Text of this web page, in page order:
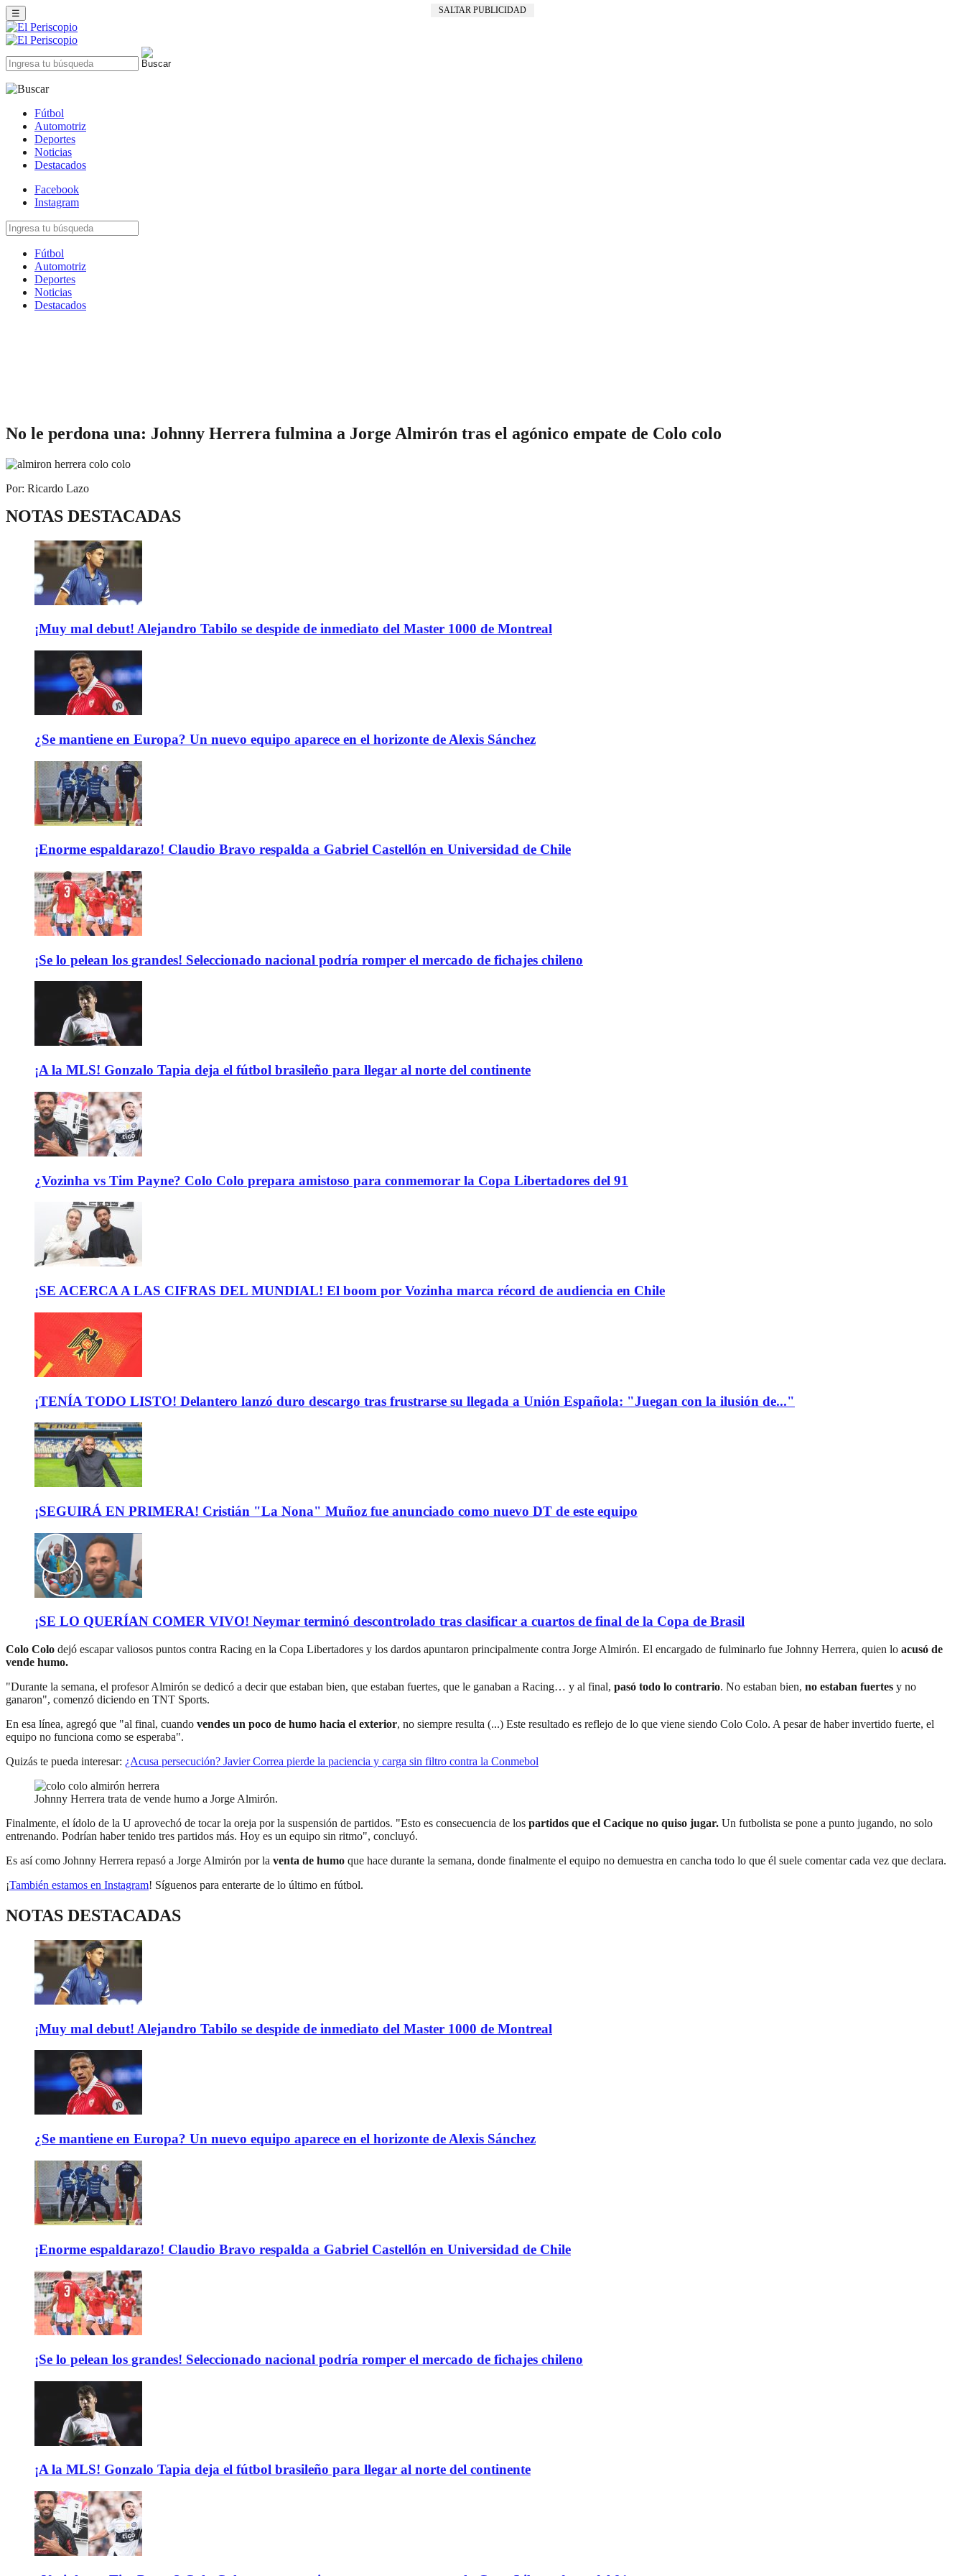
SALTAR PUBLICIDAD
☰
Fútbol
Automotriz
Deportes
Noticias
Destacados
Facebook
Instagram
Fútbol
Automotriz
Deportes
Noticias
Destacados
No le perdona una: Johnny Herrera fulmina a Jorge Almirón tras el agónico empate de Colo colo
Por: Ricardo Lazo
NOTAS DESTACADAS
¡Muy mal debut! Alejandro Tabilo se despide de inmediato del Master 1000 de Montreal
¿Se mantiene en Europa? Un nuevo equipo aparece en el horizonte de Alexis Sánchez
¡Enorme espaldarazo! Claudio Bravo respalda a Gabriel Castellón en Universidad de Chile
¡Se lo pelean los grandes! Seleccionado nacional podría romper el mercado de fichajes chileno
¡A la MLS! Gonzalo Tapia deja el fútbol brasileño para llegar al norte del continente
¿Vozinha vs Tim Payne? Colo Colo prepara amistoso para conmemorar la Copa Libertadores del 91
¡SE ACERCA A LAS CIFRAS DEL MUNDIAL! El boom por Vozinha marca récord de audiencia en Chile
¡TENÍA TODO LISTO! Delantero lanzó duro descargo tras frustrarse su llegada a Unión Española: "Juegan con la ilusión de..."
¡SEGUIRÁ EN PRIMERA! Cristián "La Nona" Muñoz fue anunciado como nuevo DT de este equipo
¡SE LO QUERÍAN COMER VIVO! Neymar terminó descontrolado tras clasificar a cuartos de final de la Copa de Brasil
Colo Colo dejó escapar valiosos puntos contra Racing en la Copa Libertadores y los dardos apuntaron principalmente contra Jorge Almirón. El encargado de fulminarlo fue Johnny Herrera, quien lo acusó de
vende humo.
"Durante la semana, el profesor Almirón se dedicó a decir que estaban bien, que estaban fuertes, que le ganaban a Racing… y al final, pasó todo lo contrario. No estaban bien, no estaban fuertes y no
ganaron", comenzó diciendo en TNT Sports.
En esa línea, agregó que "al final, cuando vendes un poco de humo hacia el exterior, no siempre resulta (...) Este resultado es reflejo de lo que viene siendo Colo Colo. A pesar de haber invertido fuerte, el
equipo no funciona como se esperaba".
Quizás te pueda interesar: ¿Acusa persecución? Javier Correa pierde la paciencia y carga sin filtro contra la Conmebol
Johnny Herrera trata de vende humo a Jorge Almirón.
Finalmente, el ídolo de la U aprovechó de tocar la oreja por la suspensión de partidos. "Esto es consecuencia de los partidos que el Cacique no quiso jugar. Un futbolista se pone a punto jugando, no solo
entrenando. Podrían haber tenido tres partidos más. Hoy es un equipo sin ritmo", concluyó.
Es así como Johnny Herrera repasó a Jorge Almirón por la venta de humo que hace durante la semana, donde finalmente el equipo no demuestra en cancha todo lo que él suele comentar cada vez que declara.
¡También estamos en Instagram! Síguenos para enterarte de lo último en fútbol.
NOTAS DESTACADAS
¡Muy mal debut! Alejandro Tabilo se despide de inmediato del Master 1000 de Montreal
¿Se mantiene en Europa? Un nuevo equipo aparece en el horizonte de Alexis Sánchez
¡Enorme espaldarazo! Claudio Bravo respalda a Gabriel Castellón en Universidad de Chile
¡Se lo pelean los grandes! Seleccionado nacional podría romper el mercado de fichajes chileno
¡A la MLS! Gonzalo Tapia deja el fútbol brasileño para llegar al norte del continente